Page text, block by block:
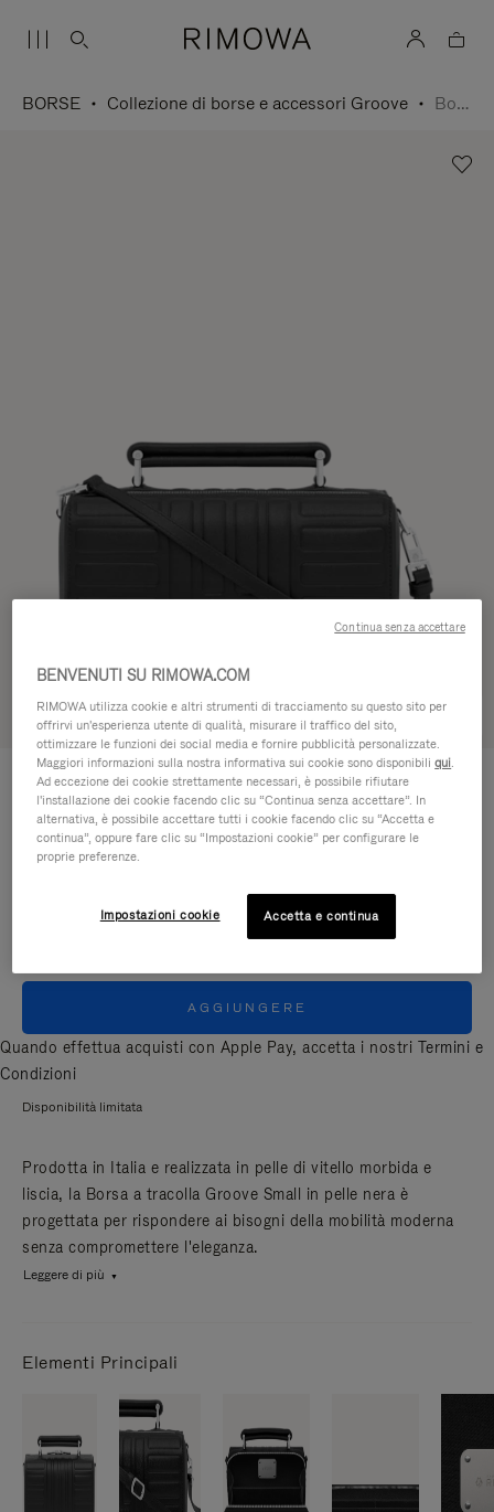
BORSE Collezione di borse e accessori Groove Borsa a tracolla Small
Vedere in 3D
GROOVE - PELLE
Borsa a tracolla Small €950,00
Colore Nero
AGGIUNGERE
Quando effettua acquisti con Apple Pay, accetta i nostri Termini e
Condizioni
Disponibilità limitata
Prodotta in Italia e realizzata in pelle di vitello morbida e
liscia, la Borsa a tracolla Groove Small in pelle nera è
progettata per rispondere ai bisogni della mobilità moderna
senza compromettere l'eleganza.
Leggere di più
Elementi Principali
BENVENUTI SU RIMOWA.COM
RIMOWA utilizza cookie e altri strumenti di tracciamento su questo sito per
offrirvi un'esperienza utente di qualità, misurare il traffico del sito,
ottimizzare le funzioni dei social media e fornire pubblicità personalizzate.
Maggiori informazioni sulla nostra informativa sui cookie sono disponibiliqui.
Ad eccezione dei cookie strettamente necessari, è possibile rifiutare
l'installazione dei cookie facendo clic su “Continua senza accettare”. In
alternativa, è possibile accettare tutti i cookie facendo clic su “Accetta e
continua”, oppure fare clic su “Impostazioni cookie” per configurare le
proprie preferenze.
Impostazioni cookie Accetta e continua
Continua senza accettare